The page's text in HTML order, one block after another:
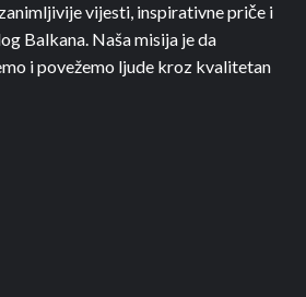
vijesti, inspirativne priče i
Balkana. Naša misija je da
i povežemo ljude kroz kvalitetan